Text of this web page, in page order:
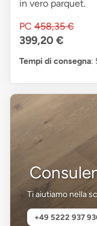
in vero parquet.
PC 458,35 €
399,20 €
Tempi di consegna:
Ti aiutiamo nella
+49 5222 937